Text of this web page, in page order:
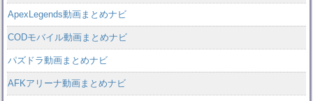
ApexLegends動画まとめナビ
CODモバイル動画まとめナビ
パズドラ動画まとめナビ
AFKアリーナ動画まとめナビ